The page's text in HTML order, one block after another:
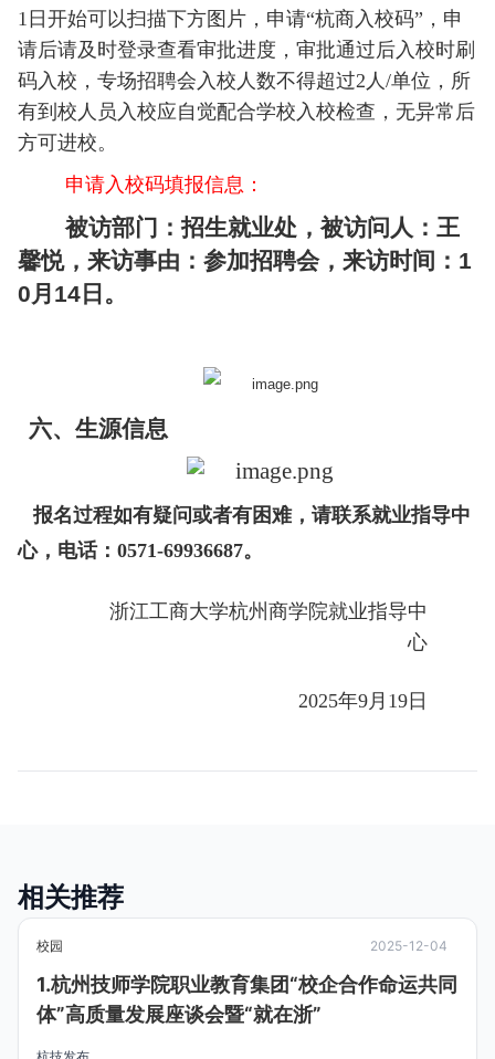
1日开始可以扫描下方图片，申请“杭商入校码”，申
请后请及时登录查看审批进度，审批通过后入校时刷
码入校，专场招聘会入校人数不得超过2人/单位，所
有到校人员入校应自觉配合学校入校检查，无异常后
方可进校。
申请入校码填报信息：
被访部门：招生就业处，被访问人：王
馨悦，来访事由：参加招聘会，来访时间：1
0月14日。
六、生源信息
报名过程如有疑问或者有困难，请联系就业指导中
心，电话：0571-69936687。
浙江工商大学杭州商学院就业指导中
心
2025年9月19日
相关推荐
校园 2025-12-04
1.杭州技师学院职业教育集团“校企合作命运共同
体”高质量发展座谈会暨“就在浙”